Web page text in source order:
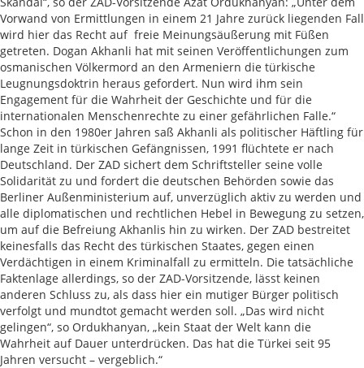
Vorwand von Ermittlungen in einem 21 Jahre zurück liegenden Fall
wird hier das Recht auf freie Meinungsäußerung mit Füßen
getreten. Dogan Akhanli hat mit seinen Veröffentlichungen zum
osmanischen Völkermord an den Armeniern die türkische
Leugnungsdoktrin heraus gefordert. Nun wird ihm sein
Engagement für die Wahrheit der Geschichte und für die
internationalen Menschenrechte zu einer gefährlichen Falle.“
Schon in den 1980er Jahren saß Akhanli als politischer Häftling für
lange Zeit in türkischen Gefängnissen, 1991 flüchtete er nach
Deutschland. Der ZAD sichert dem Schriftsteller seine volle
Solidarität zu und fordert die deutschen Behörden sowie das
Berliner Außenministerium auf, unverzüglich aktiv zu werden und
alle diplomatischen und rechtlichen Hebel in Bewegung zu setzen,
um auf die Befreiung Akhanlis hin zu wirken. Der ZAD bestreitet
keinesfalls das Recht des türkischen Staates, gegen einen
Verdächtigen in einem Kriminalfall zu ermitteln. Die tatsächliche
Faktenlage allerdings, so der ZAD-Vorsitzende, lässt keinen
anderen Schluss zu, als dass hier ein mutiger Bürger politisch
verfolgt und mundtot gemacht werden soll. „Das wird nicht
gelingen“, so Ordukhanyan, „kein Staat der Welt kann die
Wahrheit auf Dauer unterdrücken. Das hat die Türkei seit 95
Jahren versucht – vergeblich.“